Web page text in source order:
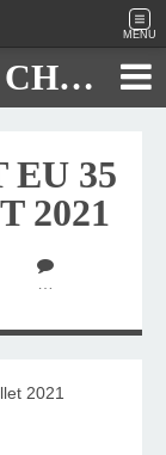
MENU
JOURNAL DE DENIS CHAUTARD
35
2021
…